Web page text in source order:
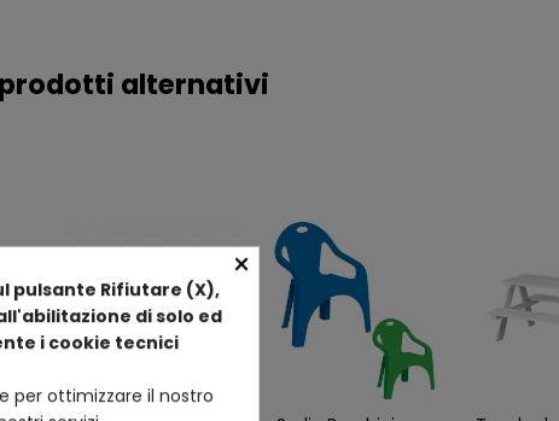
alternativi
×
pulsante Rifiutare (X),
di solo ed
i cookie tecnici
per ottimizzare il nostro